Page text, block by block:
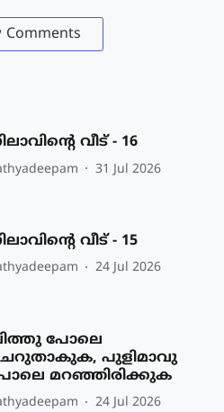
Comments
വീട് - 16
31 Jul 2026
വീട് - 15
24 Jul 2026
പോലെ
പുളിമാവു
മറഞ്ഞിരിക്കുക
24 Jul 2026